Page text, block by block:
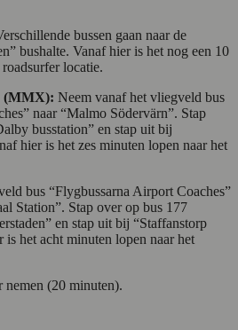
bussen gaan naar de
bushalte. Vanaf hier is het nog een 10
locatie.
(MMX): Neem vanaf het vliegveld bus
naar “Malmo Södervärn”. Stap
busstation” en stap uit bij
hier is het zes minuten lopen naar het
bus “Flygbussarna Airport Coaches”
Station”. Stap over op bus 177
en stap uit bij “Staffanstorp
is het acht minuten lopen naar het
nemen (20 minuten).